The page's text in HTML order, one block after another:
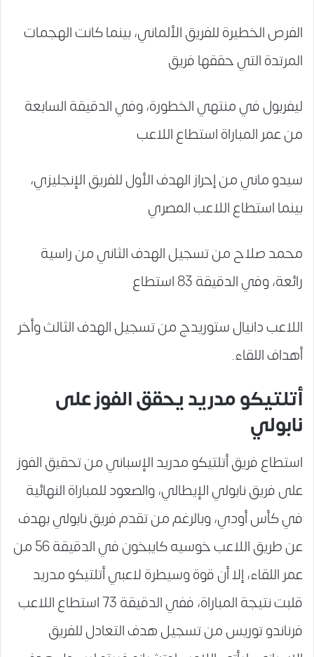
الفرص الخطيرة للفريق الألماني، بينما كانت الهجمات
المرتدة التي حققها فريق
ليفربول في منتهي الخطورة، وفي الدقيقة السابعة
من عمر المباراة استطاع اللاعب
سيدو ماني من إحراز الهدف الأول للفريق الإنجليزي،
بينما استطاع اللاعب المصري
محمد صلاح من تسجيل الهدف الثاني من راسية
رائعة، وفي الدقيقة 83 استطاع
اللاعب دانيال ستوريدج من تسجيل الهدف الثالث وأخر
أهداف اللقاء.
أتلتيكو مدريد يحقق الفوز على
نابولي
استطاع فريق أتلتيكو مدريد الإسباني من تحقيق الفوز
على فريق نابولي الإيطالي، والصعود للمباراة النهائية
في كأس أودي، وبالرغم من تقدم فريق نابولي بهدف
عن طريق اللاعب خوسيه كايبخون في الدقيقة 56 من
عمر اللقاء، إلا أن قوة وسيطرة لاعبي أتلتيكو مدريد
قلبت نتيجة المباراة، ففي الدقيقة 73 استطاع اللاعب
فرناندو توريس من تسجيل هدف التعادل للفريق